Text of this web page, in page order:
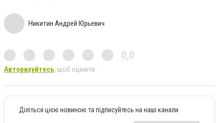
Никитин Андрей Юрьевич
0,0
Авторизуйтесь, щоб оцінити
Діліться цією новиною та підписуйтесь на наші канали